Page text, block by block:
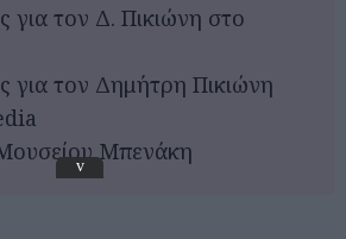
για τον Δ. Πικιώνη στο
για τον Δημήτρη Πικιώνη
Μπενάκη
v